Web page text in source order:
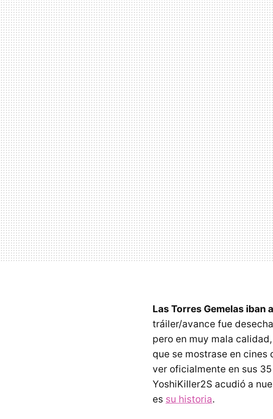
Las Torres Gemelas iban
tráiler/avance fue
pero en muy mala
que se mostrase en cines
ver oficialmente en sus
YoshiKiller2S acudió a
es su historia.